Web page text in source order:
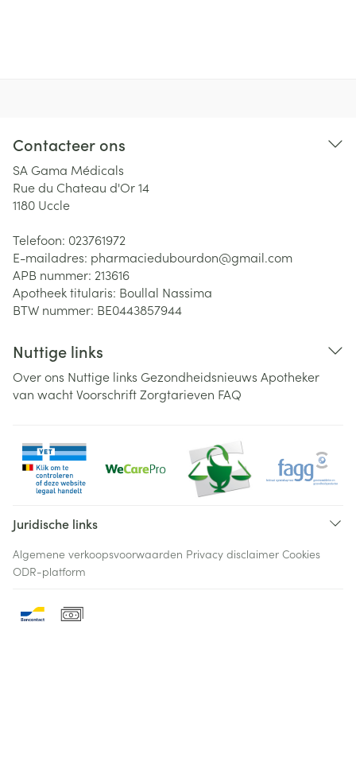
Contacteer ons
SA Gama Médicals
Rue du Chateau d'Or 14
1180 Uccle
Telefoon: 023761972
E-mailadres: pharmaciedubourdon@gmail.com
APB nummer: 213616
Apotheek titularis: Boullal Nassima
BTW nummer: BE0443857944
Nuttige links
Over ons Nuttige links Gezondheidsnieuws Apotheker
van wachtVoorschriftZorgtarieven FAQ
Juridische links
Algemene verkoopsvoorwaarden Privacy disclaimer Cookies
ODR-platform